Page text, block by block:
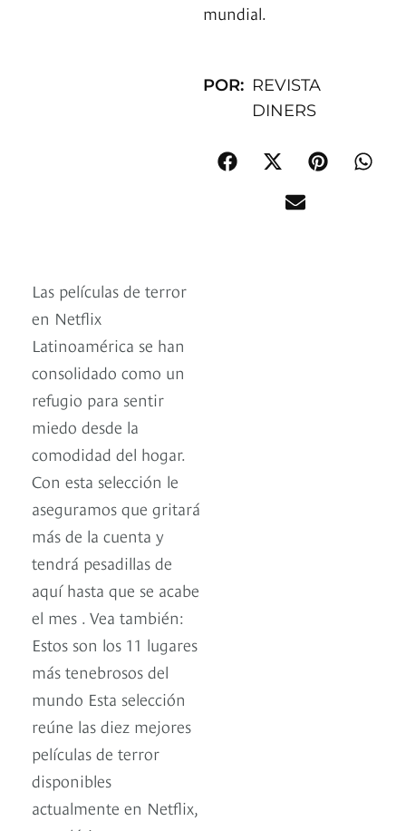
mundial.
POR: REVISTA
DINERS
Las películas de terror
en Netflix
Latinoamérica se han
consolidado como un
refugio para sentir
miedo desde la
comodidad del hogar.
Con esta selección le
aseguramos que gritará
más de la cuenta y
tendrá pesadillas de
aquí hasta que se acabe
el mes . Vea también:
Estos son los 11 lugares
más tenebrosos del
mundo Esta selección
reúne las diez mejores
películas de terror
disponibles
actualmente en Netflix,